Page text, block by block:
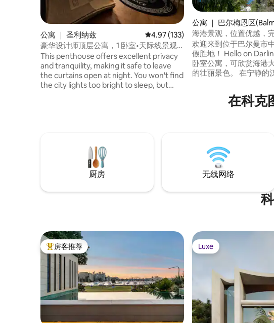
公寓 ｜ 圣利纳兹 平均评分 4.97 分（满分 5 分），共
4.97 (133)
豪华设计师顶层公寓，1 卧室•天际线景观•
停车位
This penthouse offers excellent privacy
and tranquility, making it safe to leave
the curtains open at night. You won't find
the city lights too bright to sleep, but
city lights and starry night sky. You'll feel
relaxed and forget all your worries in this
serene atmosphere.
公寓 ｜ 巴尔梅恩区
海港景观，位置优越，
欢迎来到位于巴尔曼市
假胜地！ Hello on
卧室公寓，可欣赏海港
的壮丽景色。 在宁静的汉普顿风格的空间
酒吧、餐厅和商店仅几步之遥
经过全新装修和精心设
在科克
厨房 无线网络
热门「房客推荐」
房客推荐 Luxe
Luxe